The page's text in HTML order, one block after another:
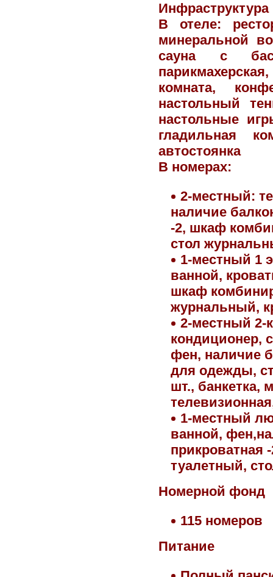
Инфраструктура
В отеле:
минеральной
сауна с
комната,
настольный
настольные
гладильная
автостоянка
В номерах:
2-местный:
наличие
-2, шкаф
стол
1-местный 1
ванной,
шкаф
журнальный,
2-местный 2-
кондиционер,
фен, наличие
для одежды,
шт., банкетка,
1-местный
ванной,
прикроватная
туалетный,
Номерной фонд
115 номеров
Питание